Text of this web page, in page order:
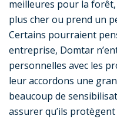
meilleures pour la
plus cher ou prend un
Certains pourraient
entreprise, Domtar
personnelles avec les
leur accordons une
beaucoup de
assurer qu’ils